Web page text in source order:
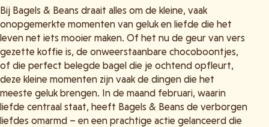
Bij Bagels & Beans draait alles om de kleine, vaak
onopgemerkte momenten van geluk en liefde die het
leven net iets mooier maken. Of het nu de geur van vers
gezette koffie is, de onweerstaanbare chocoboontjes,
of die perfect belegde bagel die je ochtend opfleurt,
deze kleine momenten zijn vaak de dingen die het
meeste geluk brengen. In de maand februari, waarin
liefde centraal staat, heeft Bagels & Beans de verborgen
liefdes omarmd – en een prachtige actie gelanceerd die